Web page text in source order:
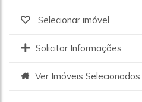
Selecionar imóvel
Solicitar Informações
Ver Imóveis Selecionados